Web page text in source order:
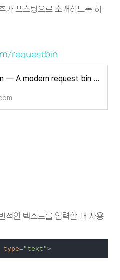
가 포스팅으로 소개하도록 하
requestbin
RequestBin — A modern request bin to collect, inspect and debug HTTP requests and webhooks - Pipedream
적인 텍스트를 입력할 때 사용
type="text">